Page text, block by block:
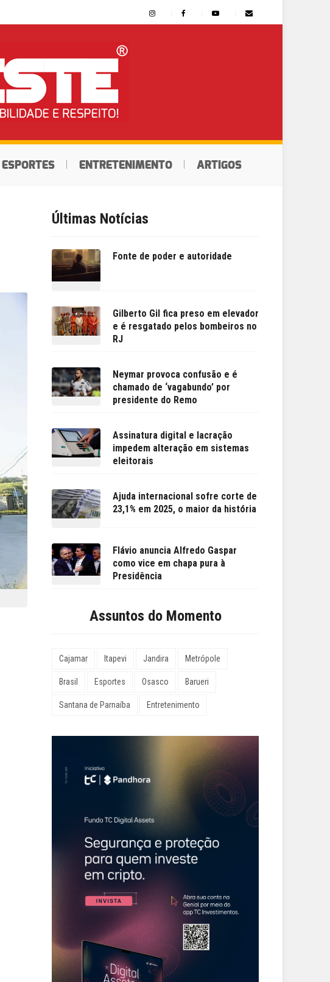
ESPORTES ENTRETENIMENTO ARTIGOS
Últimas Notícias
Fonte de poder e autoridade
Gilberto Gil fica preso em elevador
e é resgatado pelos bombeiros no
RJ
Neymar provoca confusão e é
chamado de ‘vagabundo’ por
presidente do Remo
Assinatura digital e lacração
impedem alteração em sistemas
eleitorais
Ajuda internacional sofre corte de
23,1% em 2025, o maior da história
Flávio anuncia Alfredo Gaspar
como vice em chapa pura à
Presidência
Assuntos do Momento
Cajamar Itapevi Jandira Metrópole
Brasil Esportes Osasco Barueri
Santana de Parnaíba Entretenimento